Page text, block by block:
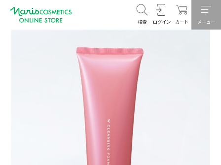
検索 ログイン カート メニュー